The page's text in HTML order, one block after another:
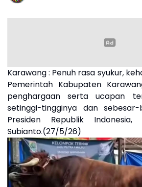
Karawang : Penuh rasa syukur,
Pemerintah Kabupaten
penghargaan serta ucapan
setinggi-tingginya dan
Presiden Republik Indonesia,
Subianto.(27/5/26)